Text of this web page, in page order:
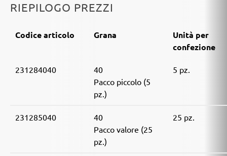
RIEPILOGO PREZZI
Codice articolo Grana
Unità per
confezione
231284040
40
Pacco piccolo (5
pz.)
5 pz.
231285040
40
Pacco valore (25
pz.)
25 pz.